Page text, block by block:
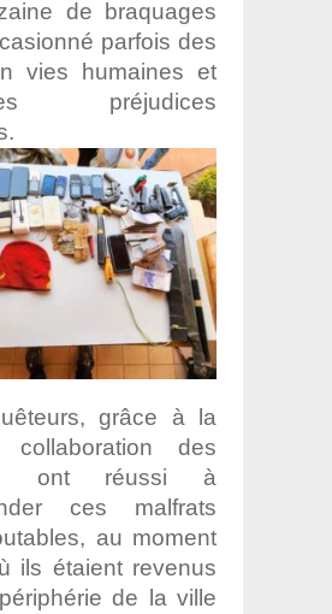
de braquages
parfois des
vies humaines et
préjudices
grâce à la
collaboration des
ont réussi à
ces malfrats
au moment
ils étaient revenus
de la ville